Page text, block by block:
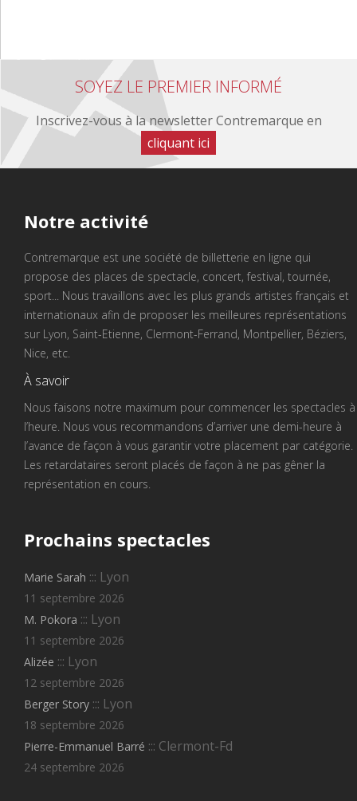
SOYEZ LE PREMIER INFORMÉ
Inscrivez-vous à la newsletter Contremarque en
cliquant ici
Notre activité
Contremarque est une société de billetterie en ligne qui
propose des places de spectacle, concert, festival, tournée,
sport... Nous travaillons avec les plus grands artistes français et
internationaux afin de proposer les meilleures représentations
sur Lyon, Saint-Etienne, Clermont-Ferrand, Montpellier, Béziers,
Nice, etc.
À savoir
Nous faisons notre maximum pour commencer les spectacles à
l’heure. Nous vous recommandons d’arriver une demi-heure à
l’avance de façon à vous garantir votre placement par catégorie.
Les retardataires seront placés de façon à ne pas gêner la
représentation en cours.
Prochains spectacles
Marie Sarah ::: Lyon
11 septembre 2026
M. Pokora ::: Lyon
11 septembre 2026
Alizée ::: Lyon
12 septembre 2026
Berger Story ::: Lyon
18 septembre 2026
Pierre-Emmanuel Barré ::: Clermont-Fd
24 septembre 2026